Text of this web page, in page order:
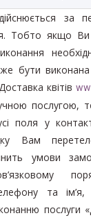
за
Тобто якщо
бути
квітів
послугою,
поля у
Вам
умови
та
послуги